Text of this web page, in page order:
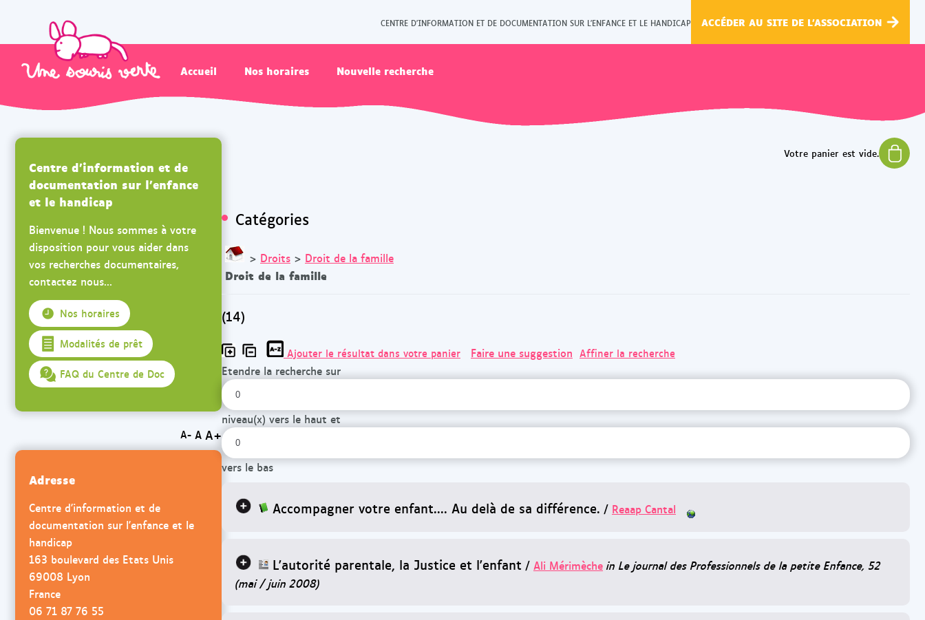
CENTRE D'INFORMATION ET DE DOCUMENTATION SUR L'ENFANCE ET LE HANDICAP ACCÉDER AU SITE DE L'ASSOCIATION
Accueil Nos horaires Nouvelle recherche
Catégories
> Droits > Droit de la famille
Droit de la famille
(14)
Ajouter le résultat dans votre panier Faire une suggestion Affiner la recherche
Etendre la recherche sur
niveau(x) vers le haut et
vers le bas
Accompagner votre enfant.... Au delà de sa différence. / Reaap Cantal
L'autorité parentale, la Justice et l'enfant / Ali Mérimèche in Le journal des Professionnels de la petite Enfance, 52
(mai / juin 2008)
Centre d'information et de
documentation sur l'enfance
et le handicap
Bienvenue ! Nous sommes à votre
disposition pour vous aider dans
vos recherches documentaires,
contactez nous...
Nos horaires
Modalités de prêt
FAQ du Centre de Doc
A- A A+
Adresse
Centre d'information et de
documentation sur l'enfance et le
handicap
163 boulevard des Etats Unis
69008 Lyon
France
06 71 87 76 55